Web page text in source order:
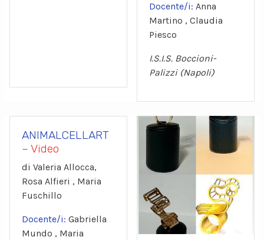
Docente/i: Anna
Martino , Claudia
Piesco
I.S.I.S. Boccioni-
Palizzi (Napoli)
ANIMALCELLART
– Video
di Valeria Allocca,
Rosa Alfieri , Maria
Fuschillo
Docente/i: Gabriella
Mundo , Maria